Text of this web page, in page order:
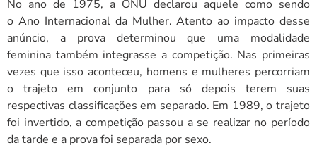
No ano de 1975, a ONU declarou aquele como sendo
o Ano Internacional da Mulher. Atento ao impacto desse
anúncio, a prova determinou que uma modalidade
feminina também integrasse a competição. Nas primeiras
vezes que isso aconteceu, homens e mulheres percorriam
o trajeto em conjunto para só depois terem suas
respectivas classificações em separado. Em 1989, o trajeto
foi invertido, a competição passou a se realizar no período
da tarde e a prova foi separada por sexo.